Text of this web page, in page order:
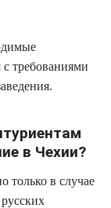
с требованиями
в Чехии?
только в случае